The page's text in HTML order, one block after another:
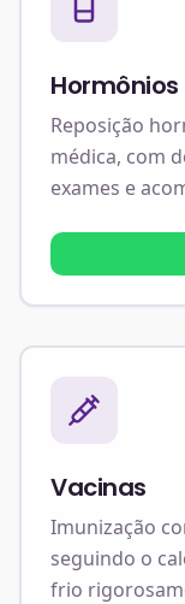
Hormônios
Reposição
médica, com
exames e
Vacinas
Imunização
seguindo o
frio